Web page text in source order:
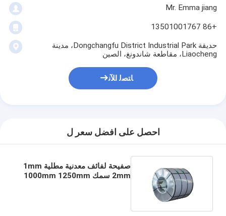
Mr. Emma jiang
+86 13501001767
حديقة Dongchangfu District Industrial Park، مدينة
Liaocheng، مقاطعة شاندونغ، الصين
ﺎﺘﺼﻟ ﺍﻶﻧ
احصل على افضل سعر ل
صفيحة لفائف معدنية مطلية 1mm
2mm سمك 1000mm 1250mm